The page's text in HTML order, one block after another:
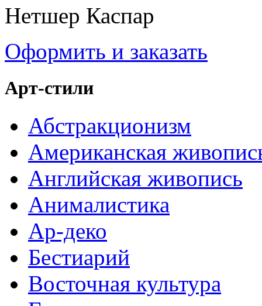
Нетшер Каспар
Оформить и заказать
Арт-стили
Абстракционизм
Американская
Английская живопись
Анималистика
Ар-деко
Бестиарий
Восточная культура